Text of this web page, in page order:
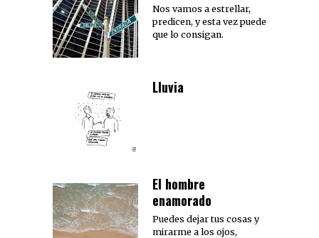
Nos vamos a estrellar,
predicen, y esta vez puede
que lo consigan.
Lluvia
El hombre
enamorado
Puedes dejar tus cosas y
mirarme a los ojos,